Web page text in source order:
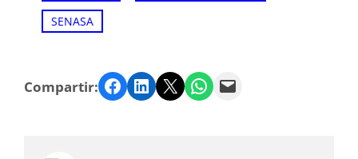
SENASA
Compartir: Facebook LinkedIn Twitter WhatsApp Email